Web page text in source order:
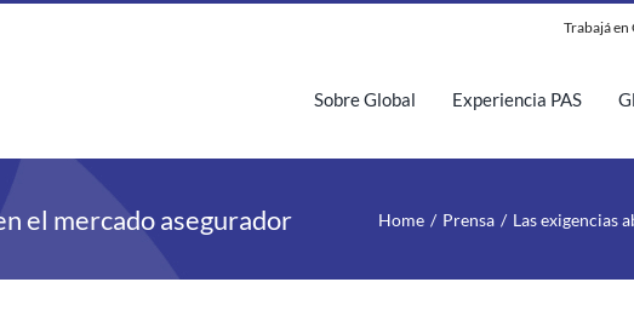
Trabajá en
Sobre Global Experiencia PAS
el mercado asegurador Home Prensa Las exigencias